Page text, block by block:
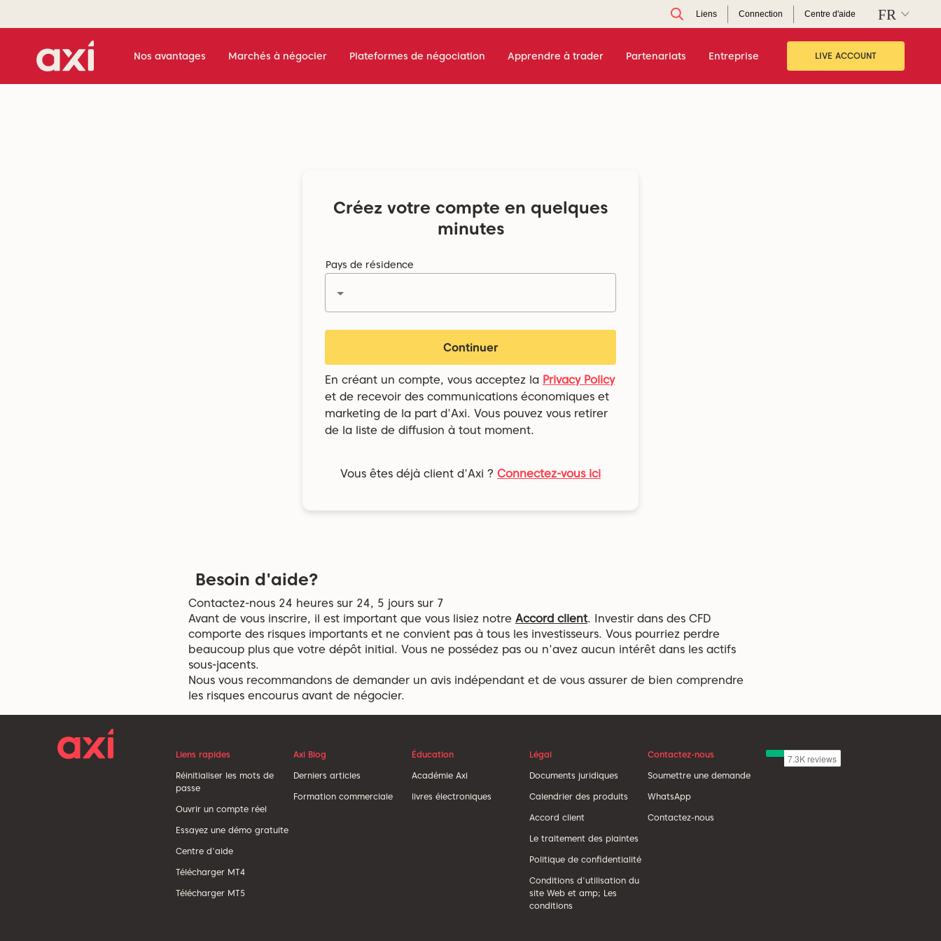
Liens Connection Centre d'aide
Nos avantages Marchés à négocier Plateformes de négociation Apprendre à trader Partenariats Entreprise LIVE ACCOUNT
Créez votre compte en quelques
minutes
Pays de résidence
Continuer
En créant un compte, vous acceptez la Privacy Policy
et de recevoir des communications économiques et
marketing de la part d'Axi. Vous pouvez vous retirer
de la liste de diffusion à tout moment.
Vous êtes déjà client d'Axi ? Connectez-vous ici
Besoin d'aide?
Contactez-nous 24 heures sur 24, 5 jours sur 7
Avant de vous inscrire, il est important que vous lisiez notre Accord client. Investir dans des CFD
comporte des risques importants et ne convient pas à tous les investisseurs. Vous pourriez perdre
beaucoup plus que votre dépôt initial. Vous ne possédez pas ou n'avez aucun intérêt dans les actifs
sous-jacents.
Nous vous recommandons de demander un avis indépendant et de vous assurer de bien comprendre
les risques encourus avant de négocier.
Liens rapides
Réinitialiser les mots de
passe
Ouvrir un compte réel
Essayez une démo gratuite
Centre d'aide
Télécharger MT4
Télécharger MT5
Axi Blog
Derniers articles
Formation commerciale
Éducation
Académie Axi
livres électroniques
Légal
Documents juridiques
Calendrier des produits
Accord client
Le traitement des plaintes
Politique de confidentialité
Conditions d'utilisation du
site Web et amp; Les
conditions
Contactez-nous
Soumettre une demande
WhatsApp
Contactez-nous